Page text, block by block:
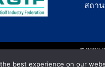
สถา
© 2003-
best experience on our